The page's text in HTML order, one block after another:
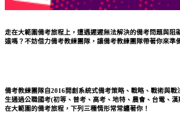
走在大範圍備考旅程上， 遭遇遲遲無法解決的備考問題與阻
遠嗎？不妨借力備考教練團隊，讓備考教練團隊帶著你來準
備考教練團隊自2016開創系統式備考策略、戰略、戰術與
生通過公職國考(初等、普考、高考、地特、農會、台電、
在大範圍的備考旅程，下列三種情形常常纏著你！